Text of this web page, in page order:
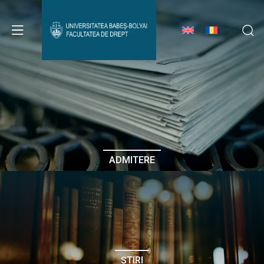
Avizier Studenți
Studii
Admitere
Erasmus & Internațional
Despre Facultate
ADMITERE
ȘTIRI